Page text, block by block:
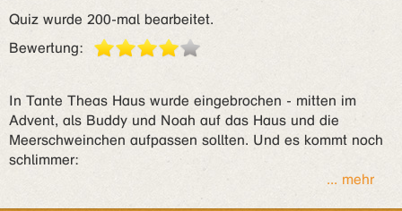
Quiz wurde 200-mal bearbeitet.
Bewertung:
In Tante Theas Haus wurde eingebrochen - mitten im
Advent, als Buddy und Noah auf das Haus und die
Meerschweinchen aufpassen sollten. Und es kommt noch
schlimmer:
... mehr